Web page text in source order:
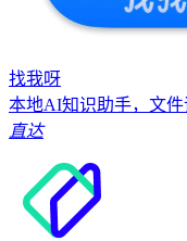
找我呀
本地AI知识助手，文
直达